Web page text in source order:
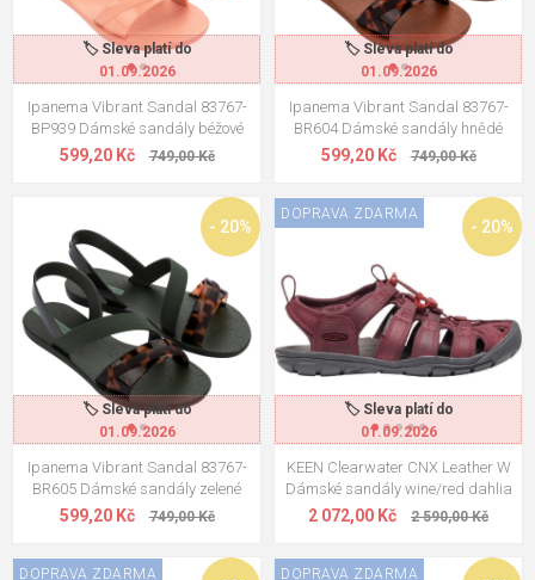
🏷️ Sleva platí do
01.09.2026
Ipanema Vibrant Sandal 83767-
BP939 Dámské sandály béžové
599,20 Kč 749,00 Kč
🏷️ Sleva platí do
01.09.2026
Ipanema Vibrant Sandal 83767-
BR604 Dámské sandály hnědé
599,20 Kč 749,00 Kč
🏷️ Sleva platí do
01.09.2026
- 20%
Ipanema Vibrant Sandal 83767-
BR605 Dámské sandály zelené
599,20 Kč 749,00 Kč
🏷️ Sleva platí do
01.09.2026
- 20%
DOPRAVA ZDARMA
KEEN Clearwater CNX Leather W
Dámské sandály wine/red dahlia
2 072,00 Kč 2 590,00 Kč
DOPRAVA ZDARMA DOPRAVA ZDARMA